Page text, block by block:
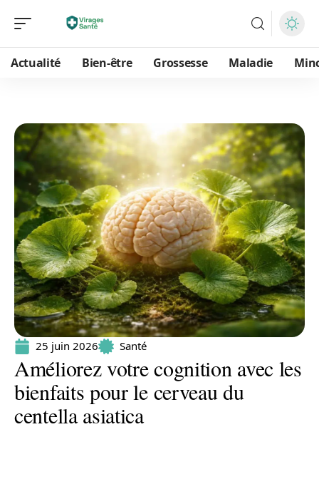
Actualité Bien-être Grossesse Maladie
25 juin 2026 Santé
Améliorez votre cognition avec les
bienfaits pour le cerveau du
centella asiatica